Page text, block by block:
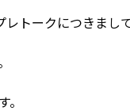
トークにつきまし